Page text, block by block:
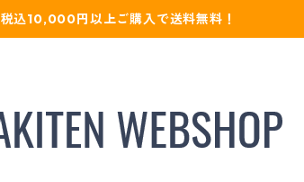
税込10,000円以上ご購入で送料無料！